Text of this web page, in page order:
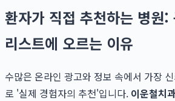
환자가 직접 추천하는 병원:
리스트에 오르는 이유
수많은 온라인 광고와 정보 속에서 가장
로 '실제 경험자의 추천'입니다. 이운철치과